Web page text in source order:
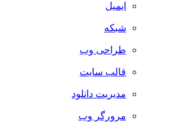
ایمیل
شبکه
طراحی وب
قالب سایت
مدیریت دانلود
مرورگر وب